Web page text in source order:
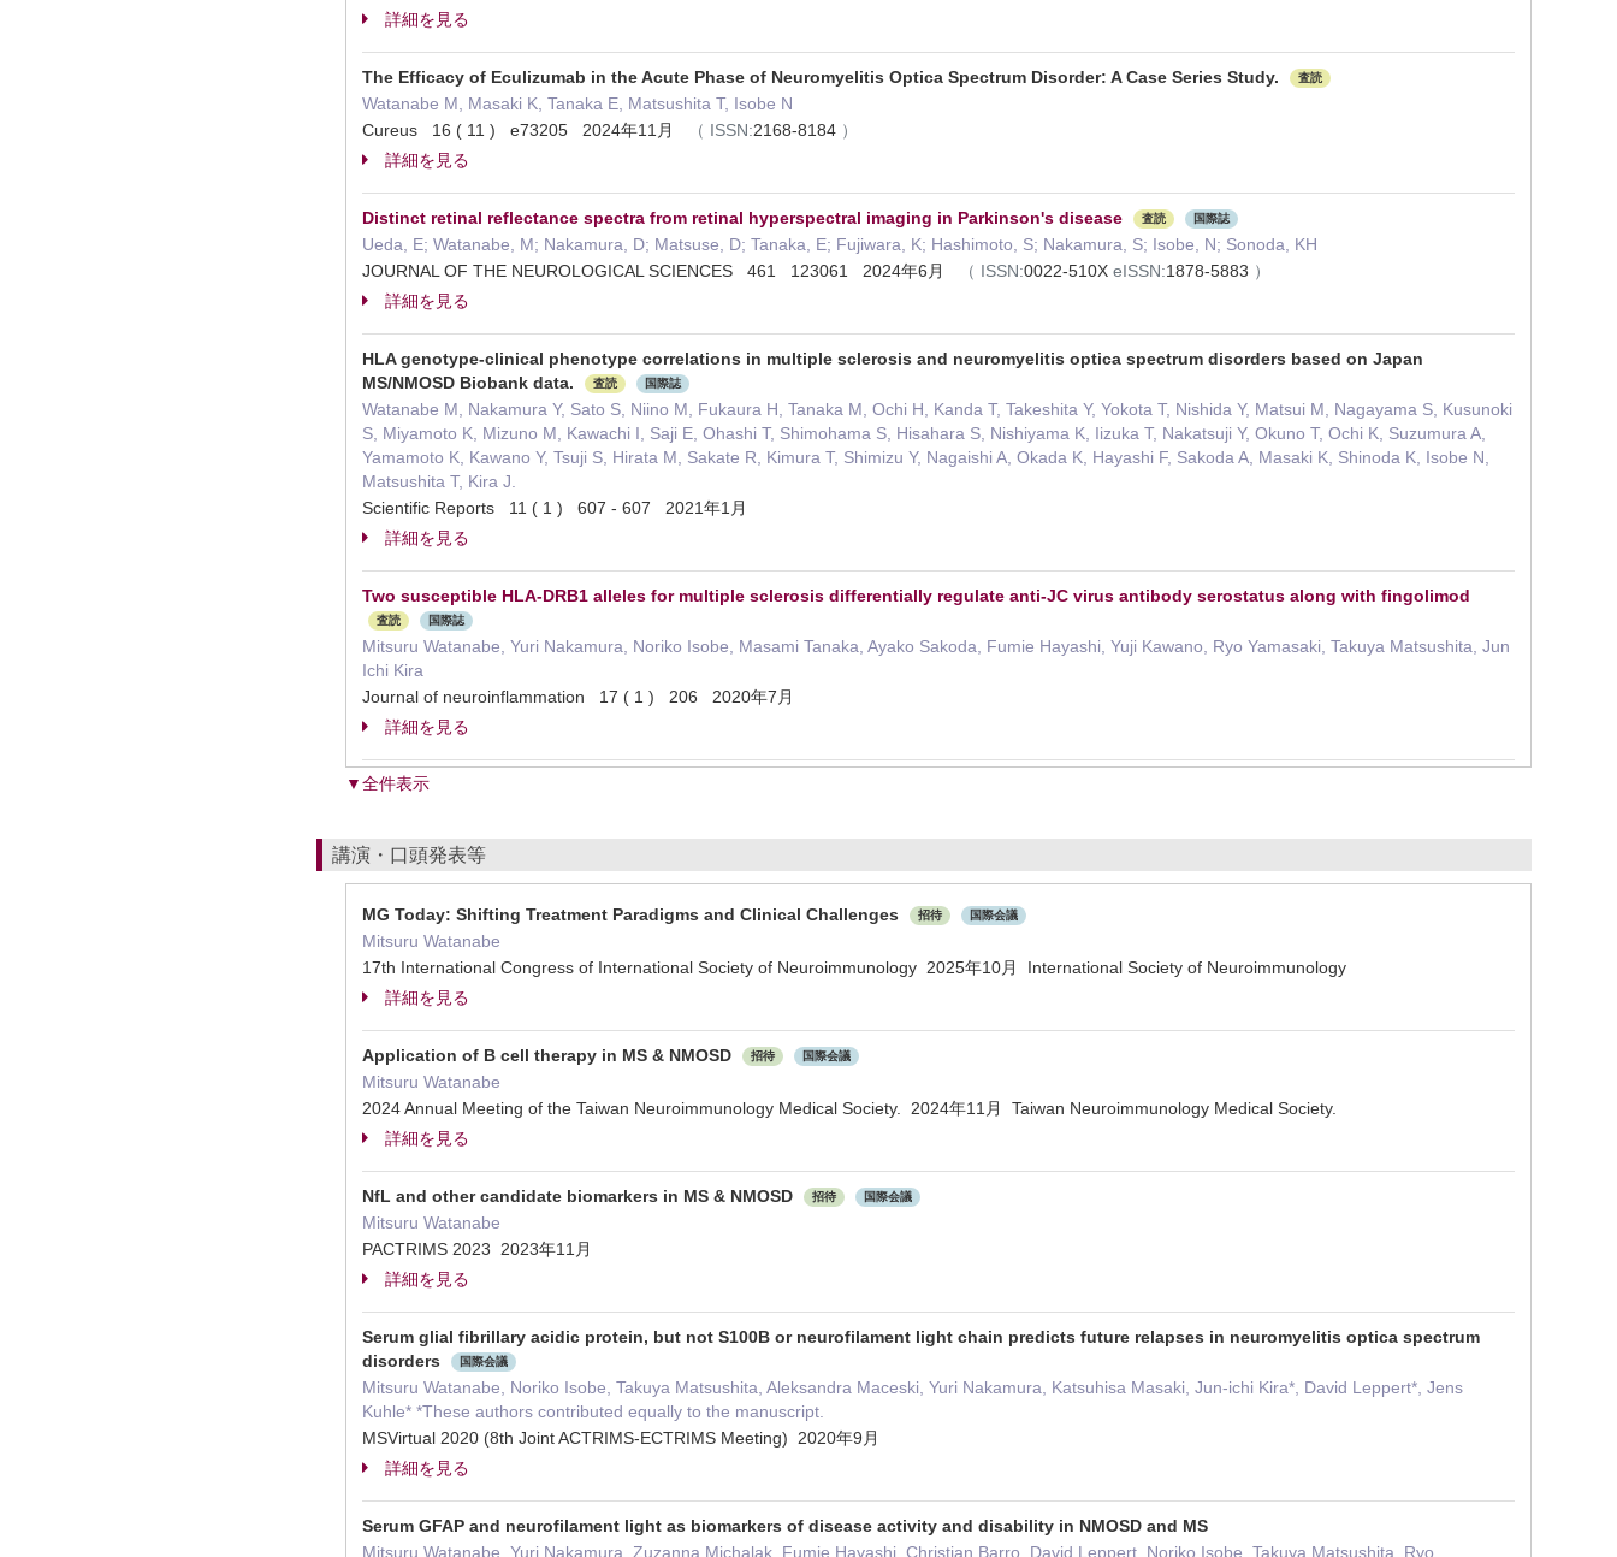
詳細を見る
The Efficacy of Eculizumab in the Acute Phase of Neuromyelitis Optica Spectrum Disorder: A Case Series Study. 査読
Watanabe M, Masaki K, Tanaka E, Matsushita T, Isobe N
Cureus 16 ( 11 ) e73205 2024年11月
（ ISSN:2168-8184 ）
詳細を見る
Distinct retinal reflectance spectra from retinal hyperspectral imaging in Parkinson's disease 査読 国際誌
Ueda, E; Watanabe, M; Nakamura, D; Matsuse, D; Tanaka, E; Fujiwara, K; Hashimoto, S; Nakamura, S; Isobe, N; Sonoda, KH
JOURNAL OF THE NEUROLOGICAL SCIENCES 461 123061 2024年6月
（ ISSN:0022-510X eISSN:1878-5883 ）
詳細を見る
HLA genotype-clinical phenotype correlations in multiple sclerosis and neuromyelitis optica spectrum disorders based on Japan
MS/NMOSD Biobank data.
査読 国際誌
Watanabe M, Nakamura Y, Sato S, Niino M, Fukaura H, Tanaka M, Ochi H, Kanda T, Takeshita Y, Yokota T, Nishida Y, Matsui M, Nagayama S, Kusunoki
S, Miyamoto K, Mizuno M, Kawachi I, Saji E, Ohashi T, Shimohama S, Hisahara S, Nishiyama K, Iizuka T, Nakatsuji Y, Okuno T, Ochi K, Suzumura A,
Yamamoto K, Kawano Y, Tsuji S, Hirata M, Sakate R, Kimura T, Shimizu Y, Nagaishi A, Okada K, Hayashi F, Sakoda A, Masaki K, Shinoda K, Isobe N,
Matsushita T, Kira J.
Scientific Reports 11 ( 1 ) 607 - 607 2021年1月
詳細を見る
Two susceptible HLA-DRB1 alleles for multiple sclerosis differentially regulate anti-JC virus antibody serostatus along with fingolimod
査読 国際誌
Mitsuru Watanabe, Yuri Nakamura, Noriko Isobe, Masami Tanaka, Ayako Sakoda, Fumie Hayashi, Yuji Kawano, Ryo Yamasaki, Takuya Matsushita, Jun
Ichi Kira
Journal of neuroinflammation 17 ( 1 ) 206 2020年7月
詳細を見る
▼全件表示
講演・口頭発表等
MG Today: Shifting Treatment Paradigms and Clinical Challenges 招待 国際会議
Mitsuru Watanabe
17th International Congress of International Society of Neuroimmunology 2025年10月 International Society of Neuroimmunology
詳細を見る
Application of B cell therapy in MS & NMOSD 招待 国際会議
Mitsuru Watanabe
2024 Annual Meeting of the Taiwan Neuroimmunology Medical Society. 2024年11月 Taiwan Neuroimmunology Medical Society.
詳細を見る
NfL and other candidate biomarkers in MS & NMOSD 招待 国際会議
Mitsuru Watanabe
PACTRIMS 2023 2023年11月
詳細を見る
Serum glial fibrillary acidic protein, but not S100B or neurofilament light chain predicts future relapses in neuromyelitis optica spectrum
disorders
国際会議
Mitsuru Watanabe, Noriko Isobe, Takuya Matsushita, Aleksandra Maceski, Yuri Nakamura, Katsuhisa Masaki, Jun-ichi Kira*, David Leppert*, Jens
Kuhle* *These authors contributed equally to the manuscript.
MSVirtual 2020 (8th Joint ACTRIMS-ECTRIMS Meeting) 2020年9月
詳細を見る
Serum GFAP and neurofilament light as biomarkers of disease activity and disability in NMOSD and MS
Mitsuru Watanabe, Yuri Nakamura, Zuzanna Michalak, Fumie Hayashi, Christian Barro, David Leppert, Noriko Isobe, Takuya Matsushita, Ryo